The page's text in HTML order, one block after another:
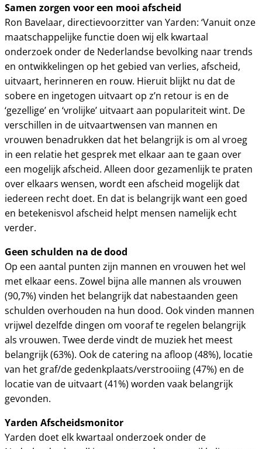
Samen zorgen voor een mooi afscheid
Ron Bavelaar, directievoorzitter van Yarden: ‘Vanuit onze
maatschappelijke functie doen wij elk kwartaal
onderzoek onder de Nederlandse bevolking naar trends
en ontwikkelingen op het gebied van verlies, afscheid,
uitvaart, herinneren en rouw. Hieruit blijkt nu dat de
sobere en ingetogen uitvaart op z’n retour is en de
‘gezellige’ en ‘vrolijke’ uitvaart aan populariteit wint. De
verschillen in de uitvaartwensen van mannen en
vrouwen benadrukken dat het belangrijk is om al vroeg
in een relatie het gesprek met elkaar aan te gaan over
een mogelijk afscheid. Alleen door gezamenlijk te praten
over elkaars wensen, wordt een afscheid mogelijk dat
iedereen recht doet. En dat is belangrijk want een goed
en betekenisvol afscheid helpt mensen namelijk echt
verder.
Geen schulden na de dood
Op een aantal punten zijn mannen en vrouwen het wel
met elkaar eens. Zowel bijna alle mannen als vrouwen
(90,7%) vinden het belangrijk dat nabestaanden geen
schulden overhouden na hun dood. Ook vinden mannen
vrijwel dezelfde dingen om vooraf te regelen belangrijk
als vrouwen. Twee derde vindt de muziek het meest
belangrijk (63%). Ook de catering na afloop (48%), locatie
van het graf/de gedenkplaats/verstrooiing (47%) en de
locatie van de uitvaart (41%) worden vaak belangrijk
gevonden.
Yarden Afscheidsmonitor
Yarden doet elk kwartaal onderzoek onder de